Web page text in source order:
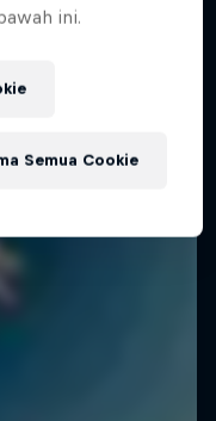
ini.
Semua Cookie